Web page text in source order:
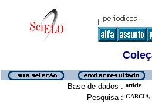
Base de dados : article
Pesquisa :